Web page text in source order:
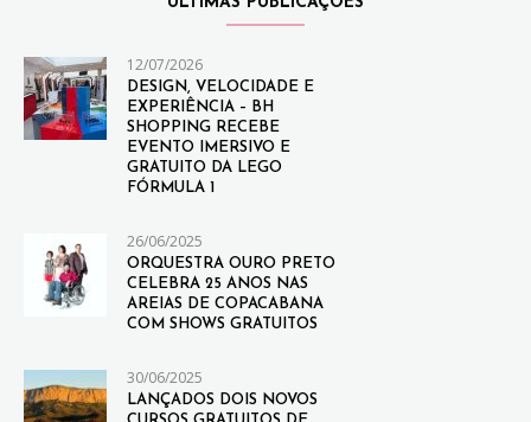
12/07/2026
DESIGN, VELOCIDADE E
EXPERIÊNCIA – BH
SHOPPING RECEBE
EVENTO IMERSIVO E
GRATUITO DA LEGO
FÓRMULA 1
26/06/2025
ORQUESTRA OURO PRETO
CELEBRA 25 ANOS NAS
AREIAS DE COPACABANA
COM SHOWS GRATUITOS
30/06/2025
LANÇADOS DOIS NOVOS